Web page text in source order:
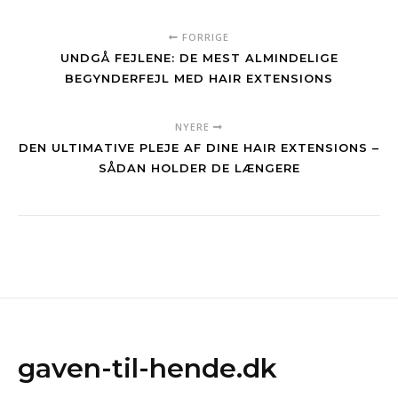
FORRIGE
UNDGÅ FEJLENE: DE MEST ALMINDELIGE
BEGYNDERFEJL MED HAIR EXTENSIONS
NYERE
DEN ULTIMATIVE PLEJE AF DINE HAIR EXTENSIONS –
SÅDAN HOLDER DE LÆNGERE
gaven-til-hende.dk